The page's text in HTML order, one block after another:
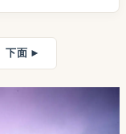
下面 ►